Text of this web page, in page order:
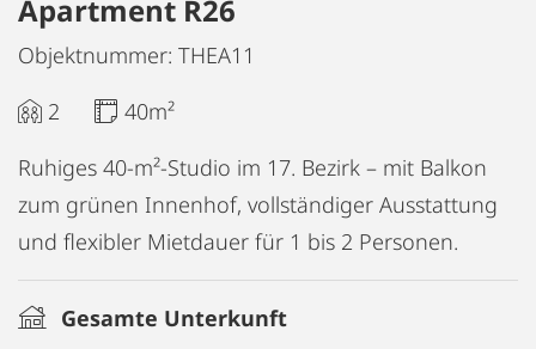
Apartment R26
Objektnummer: THEA11
2
40m²
Ruhiges 40-m²-Studio im 17. Bezirk – mit Balkon
zum grünen Innenhof, vollständiger Ausstattung
und flexibler Mietdauer für 1 bis 2 Personen.
Gesamte Unterkunft